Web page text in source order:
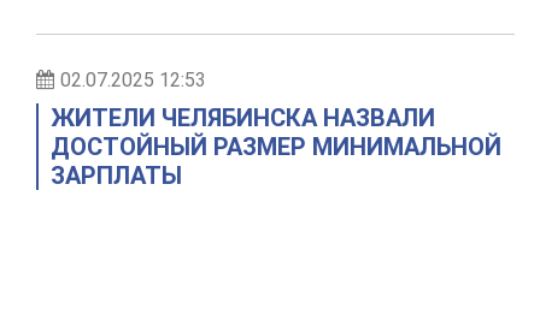
02.07.2025 12:53
ЖИТЕЛИ ЧЕЛЯБИНСКА НАЗВАЛИ
ДОСТОЙНЫЙ РАЗМЕР МИНИМАЛЬНОЙ
ЗАРПЛАТЫ